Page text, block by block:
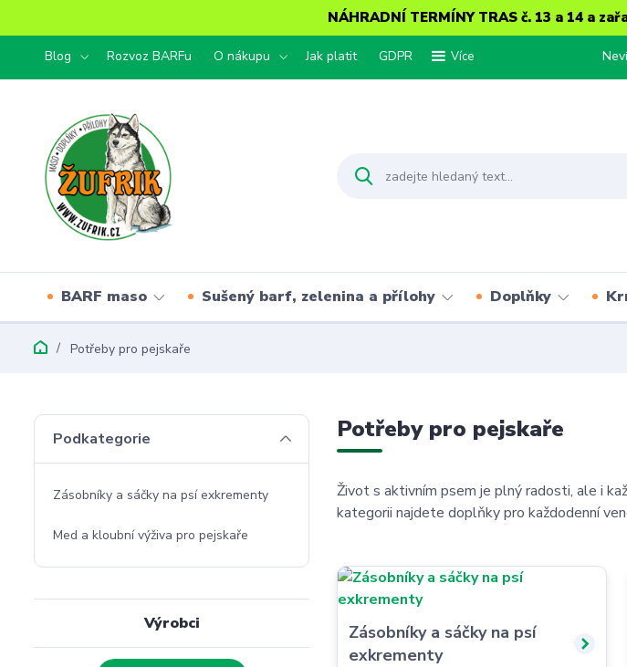
NÁHRADNÍ TERMÍNY TRAS č. 13 a 14 a
Blog Rozvoz BARFu O nákupu Jak platit GDPR Více
BARF maso Sušený barf, zelenina a přílohy Doplňky
Potřeby pro pejskaře
Potřeby pro pejskaře
Život s aktivním psem je plný radosti, ale i
kategorii najdete doplňky pro každodenní
Zásobníky a sáčky na psí
exkrementy
Podkategorie
Zásobníky a sáčky na psí exkrementy
Med a kloubní výživa pro pejskaře
Výrobci